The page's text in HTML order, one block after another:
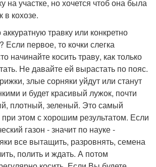
на участке, но хочется чтоб она была
в кохозе.
травку или конкретно
Если первое, то кочки слегка
начинайте косить траву, как только
Не давайте ей вырастать по пояс.
злые сорняки уйдут или станут
и будет красивый лужок, почти
плотный, зеленый. Это самый
этом с хорошим результатом. Если
газон - значит по науке -
все вытащить, разровнять, семена
полить и ждать. А потом